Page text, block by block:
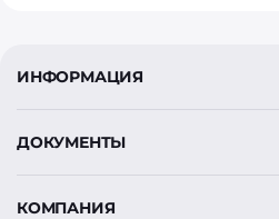
ИНФОРМАЦИЯ
ДОКУМЕНТЫ
КОМПАНИЯ